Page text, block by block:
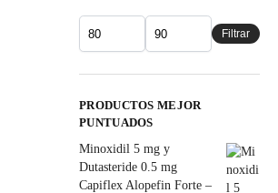
Filtrar
PRODUCTOS MEJOR
PUNTUADOS
Minoxidil 5 mg y
Dutasteride 0.5 mg
Capiflex Alopefin Forte –